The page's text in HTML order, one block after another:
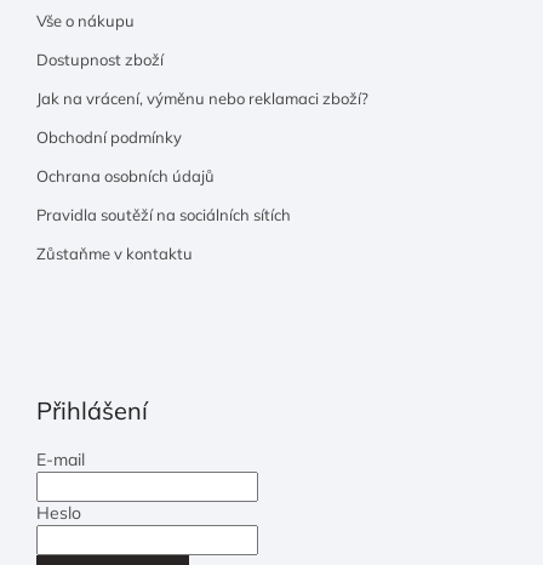
Vše o nákupu
Dostupnost zboží
Jak na vrácení, výměnu nebo reklamaci zboží?
Obchodní podmínky
Ochrana osobních údajů
Pravidla soutěží na sociálních sítích
Zůstaňme v kontaktu
Přihlášení
E-mail
Heslo